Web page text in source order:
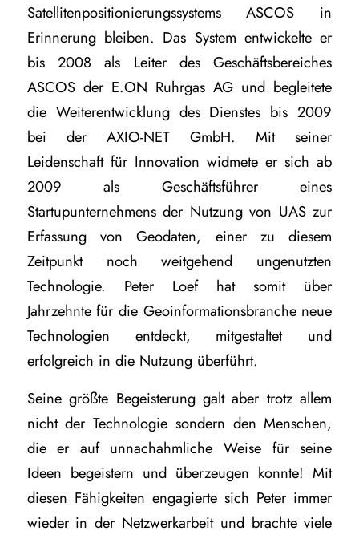
Satellitenpositionierungssystems ASCOS in
Erinnerung bleiben. Das System entwickelte er
bis 2008 als Leiter des Geschäftsbereiches
ASCOS der E.ON Ruhrgas AG und begleitete
die Weiterentwicklung des Dienstes bis 2009
bei der AXIO-NET GmbH. Mit seiner
Leidenschaft für Innovation widmete er sich ab
2009 als Geschäftsführer eines
Startupunternehmens der Nutzung von UAS zur
Erfassung von Geodaten, einer zu diesem
Zeitpunkt noch weitgehend ungenutzten
Technologie. Peter Loef hat somit über
Jahrzehnte für die Geoinformationsbranche neue
Technologien entdeckt, mitgestaltet und
erfolgreich in die Nutzung überführt.
Seine größte Begeisterung galt aber trotz allem
nicht der Technologie sondern den Menschen,
die er auf unnachahmliche Weise für seine
Ideen begeistern und überzeugen konnte! Mit
diesen Fähigkeiten engagierte sich Peter immer
wieder in der Netzwerkarbeit und brachte viele